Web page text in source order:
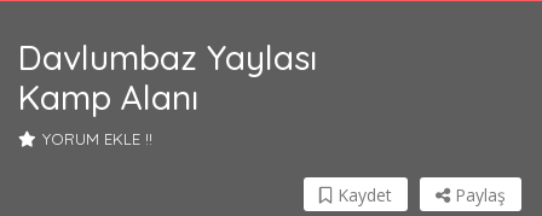
Davlumbaz Yaylası
Kamp Alanı
YORUM EKLE !!
Paylaş
Kaydet